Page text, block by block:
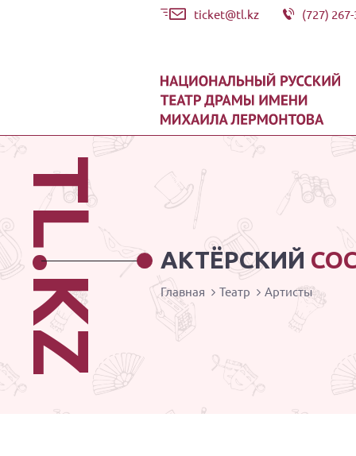
ticket@tl.kz (727)
АКТЁРСКИЙ
TL.KZ Главная Театр Артисты